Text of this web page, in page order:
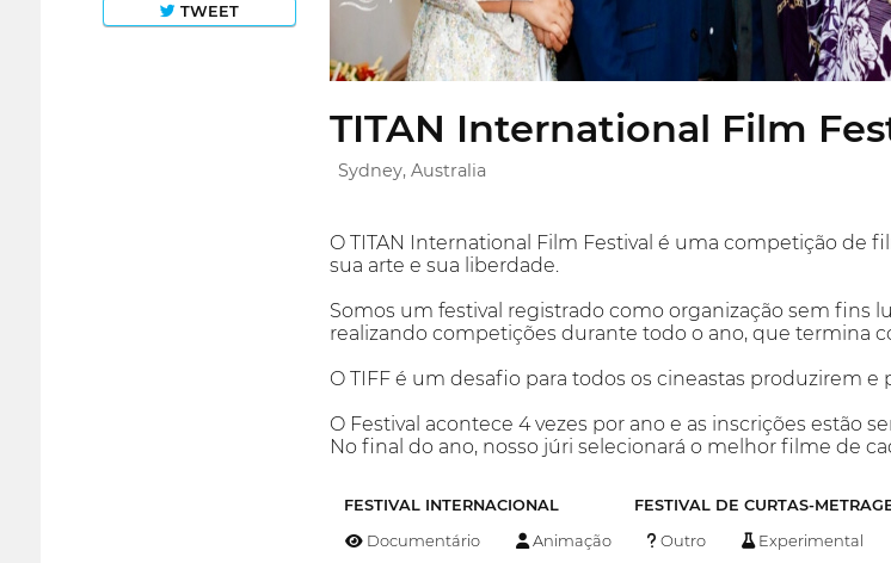
TWEET
TITAN International Film
Sydney, Australia
O TITAN International Film Festival é uma competição de
sua arte e sua liberdade.
Somos um festival registrado como organização sem fins
realizando competições durante todo o ano, que termina
O TIFF é um desafio para todos os cineastas produzirem
O Festival acontece 4 vezes por ano e as inscrições estão
No final do ano, nosso júri selecionará o melhor filme de
FESTIVAL INTERNACIONAL FESTIVAL DE CURTAS-
Documentário Animação Outro Experimental